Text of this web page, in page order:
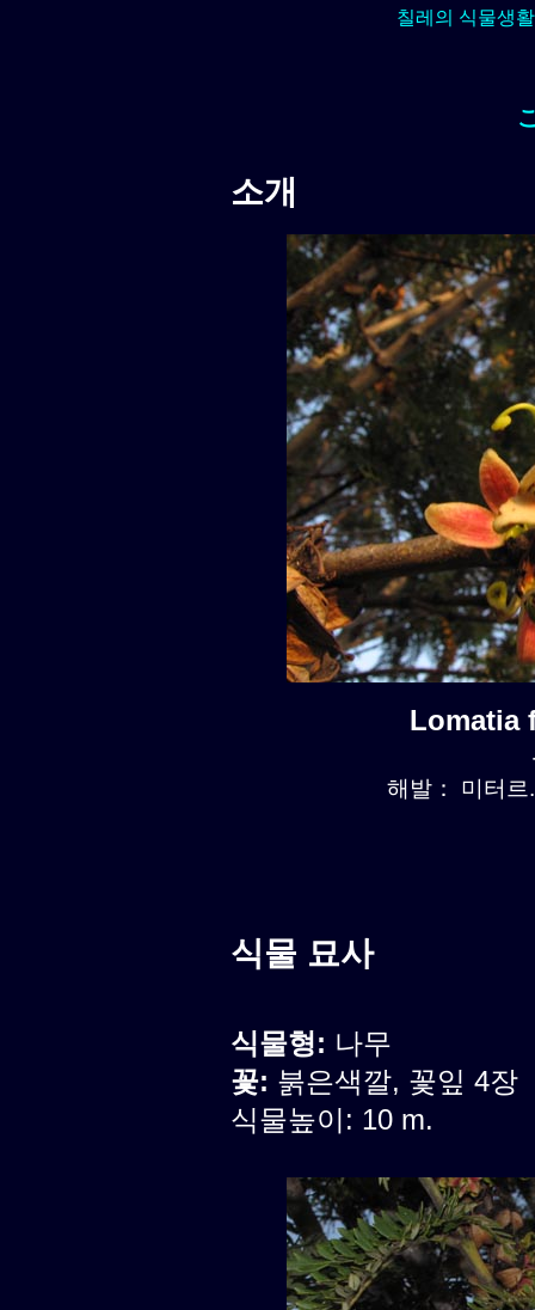
칠레의 식물생
소개
Lomatia
해발： 미터
식물 묘사
식물형: 나무
꽃: 붉은색깔, 꽃잎 4장
식물높이: 10 m.